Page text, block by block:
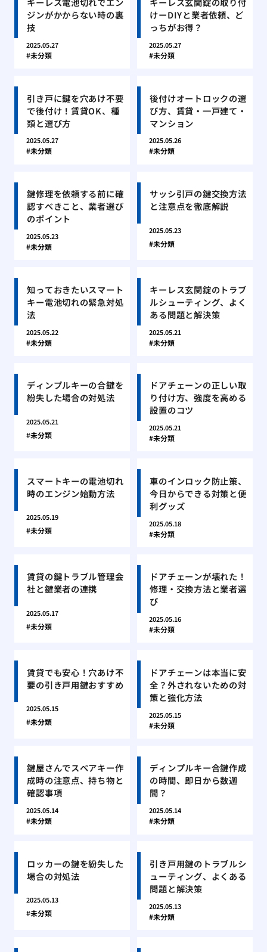
ジンがかからない時の裏
技
2025.05.27
未分類
けーDIYと業者依頼、ど
っちがお得？
2025.05.27
未分類
引き戸に鍵を穴あけ不要
で後付け！賃貸OK、種
類と選び方
2025.05.27
未分類
後付けオートロックの選
び方、賃貸・一戸建て・
マンション
2025.05.26
未分類
鍵修理を依頼する前に確
認すべきこと、業者選び
のポイント
2025.05.23
未分類
サッシ引戸の鍵交換方法
と注意点を徹底解説
2025.05.23
未分類
知っておきたいスマート
キー電池切れの緊急対処
法
2025.05.22
未分類
キーレス玄関錠のトラブ
ルシューティング、よく
ある問題と解決策
2025.05.21
未分類
ディンプルキーの合鍵を
紛失した場合の対処法
2025.05.21
未分類
ドアチェーンの正しい取
り付け方、強度を高める
設置のコツ
2025.05.21
未分類
スマートキーの電池切れ
時のエンジン始動方法
2025.05.19
未分類
車のインロック防止策、
今日からできる対策と便
利グッズ
2025.05.18
未分類
賃貸の鍵トラブル管理会
社と鍵業者の連携
2025.05.17
未分類
ドアチェーンが壊れた！
修理・交換方法と業者選
び
2025.05.16
未分類
賃貸でも安心！穴あけ不
要の引き戸用鍵おすすめ
2025.05.15
未分類
ドアチェーンは本当に安
全？外されないための対
策と強化方法
2025.05.15
未分類
鍵屋さんでスペアキー作
成時の注意点、持ち物と
確認事項
2025.05.14
未分類
ディンプルキー合鍵作成
の時間、即日から数週
間？
2025.05.14
未分類
ロッカーの鍵を紛失した
場合の対処法
2025.05.13
未分類
引き戸用鍵のトラブルシ
ューティング、よくある
問題と解決策
2025.05.13
未分類